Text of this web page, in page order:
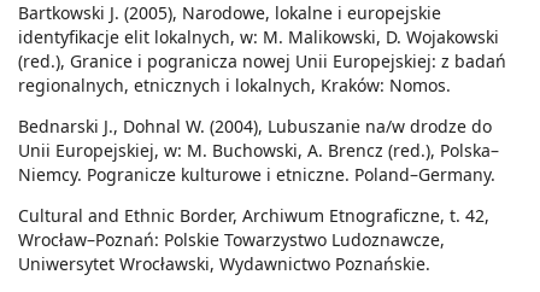
Bartkowski J. (2005), Narodowe, lokalne i europejskie
identyfikacje elit lokalnych, w: M. Malikowski, D. Wojakowski
(red.), Granice i pogranicza nowej Unii Europejskiej: z badań
regionalnych, etnicznych i lokalnych, Kraków: Nomos.
Bednarski J., Dohnal W. (2004), Lubuszanie na/w drodze do
Unii Europejskiej, w: M. Buchowski, A. Brencz (red.), Polska–
Niemcy. Pogranicze kulturowe i etniczne. Poland–Germany.
Cultural and Ethnic Border, Archiwum Etnograficzne, t. 42,
Wrocław–Poznań: Polskie Towarzystwo Ludoznawcze,
Uniwersytet Wrocławski, Wydawnictwo Poznańskie.